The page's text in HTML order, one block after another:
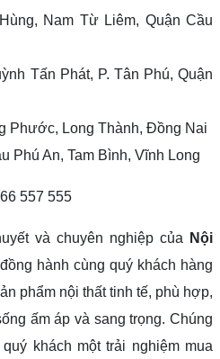
Nam Từ Liêm, Quận Cầu
Tấn Phát, P. Tân Phú, Quận
Phước, Long Thành, Đồng Nai
Phú An, Tam Bình, Vĩnh Long
557 555
và chuyên nghiệp của
Nội
hành cùng quý khách hàng
phẩm nội thất tinh tế, phù hợp,
ấm áp và sang trọng. Chúng
khách một trải nghiệm mua